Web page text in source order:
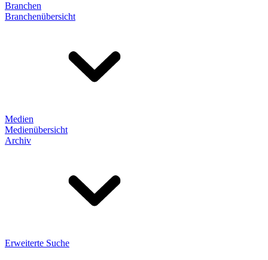
Branchen
Branchenübersicht
Medien
Medienübersicht
Archiv
Erweiterte Suche